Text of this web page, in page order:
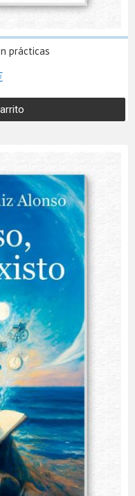
prácticas